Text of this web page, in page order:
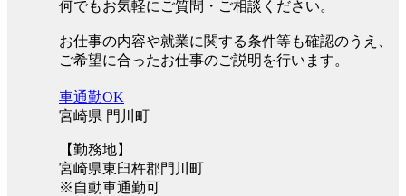
何でもお気軽にご質問・ご相談ください。
お仕事の内容や就業に関する条件等も確認のうえ、
ご希望に合ったお仕事のご説明を行います。
車通勤OK
宮崎県 門川町
【勤務地】
宮崎県東臼杵郡門川町
※自動車通勤可